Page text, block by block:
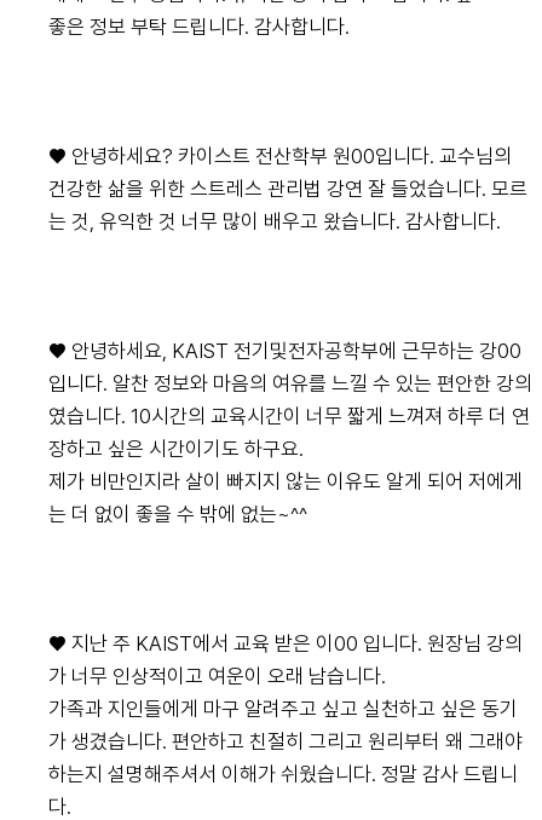
좋은 정보 부탁 드립니다. 감사합니다.
♥ 안녕하세요? 카이스트 전산학부 원00입니다. 교수님의
건강한 삶을 위한 스트레스 관리법 강연 잘 들었습니다. 모르
는 것, 유익한 것 너무 많이 배우고 왔습니다. 감사합니다.
♥ 안녕하세요, KAIST 전기및전자공학부에 근무하는 강00
입니다. 알찬 정보와 마음의 여유를 느낄 수 있는 편안한 강의
였습니다. 10시간의 교육시간이 너무 짧게 느껴져 하루 더 연
장하고 싶은 시간이기도 하구요.
제가 비만인지라 살이 빠지지 않는 이유도 알게 되어 저에게
는 더 없이 좋을 수 밖에 없는~^^
♥ 지난 주 KAIST에서 교육 받은 이00 입니다. 원장님 강의
가 너무 인상적이고 여운이 오래 남습니다.
가족과 지인들에게 마구 알려주고 싶고 실천하고 싶은 동기
가 생겼습니다. 편안하고 친절히 그리고 원리부터 왜 그래야
하는지 설명해주셔서 이해가 쉬웠습니다. 정말 감사 드립니
다.